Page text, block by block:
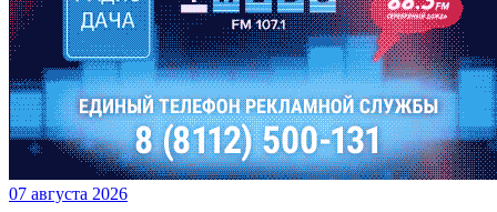
07 августа 2026